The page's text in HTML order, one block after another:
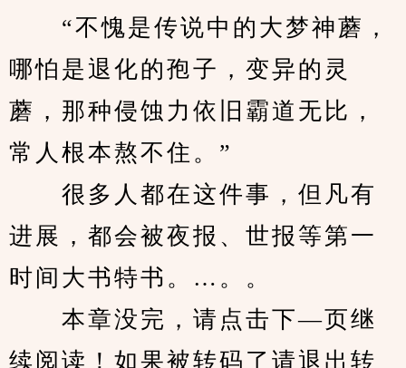
“不愧是传说中的大梦神蘑，
哪怕是退化的孢子，变异的灵
蘑，那种侵蚀力依旧霸道无比，
常人根本熬不住。”
很多人都在这件事，但凡有
进展，都会被夜报、世报等第一
时间大书特书。…。。
本章没完，请点击下—页继
续阅读！如果被转码了请退出转